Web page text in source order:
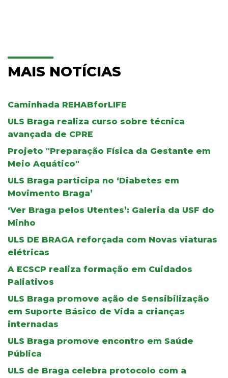
MAIS NOTÍCIAS
Caminhada REHABforLIFE
ULS Braga realiza curso sobre técnica
avançada de CPRE
Projeto "Preparação Física da Gestante em
Meio Aquático"
ULS Braga participa no ‘Diabetes em
Movimento Braga’
‘Ver Braga pelos Utentes’: Galeria da USF do
Minho
ULS DE BRAGA reforçada com Novas viaturas
elétricas
A ECSCP realiza formação em Cuidados
Paliativos
ULS Braga promove ação de Sensibilização
em Suporte Básico de Vida a crianças
internadas
ULS Braga promove encontro em Saúde
Pública
ULS de Braga celebra protocolo com a